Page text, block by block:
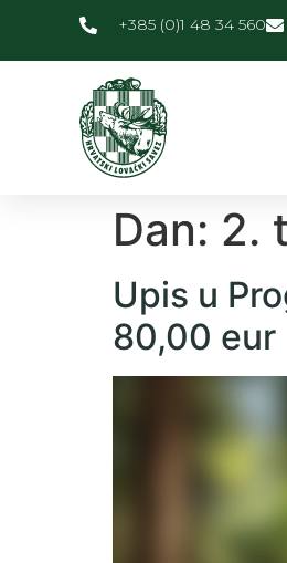
+385 (0)1 48 34 560
Dan: 2.
Upis u
80,00 eur